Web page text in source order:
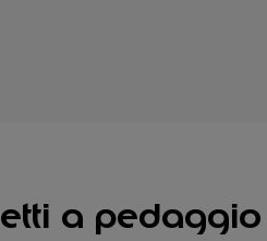
a pedaggio